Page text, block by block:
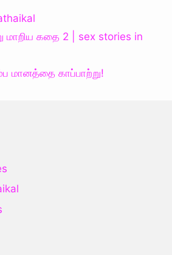
மாறிய கதை 2 | sex stories in
மானத்தை காப்பாற்று!